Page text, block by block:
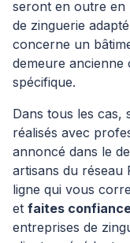
seront en outre en
de zinguerie
concerne un
demeure ancienne
spécifique.
Dans tous les cas,
réalisés avec
annoncé dans le
artisans du réseau
ligne qui vous
et faites
entreprises de